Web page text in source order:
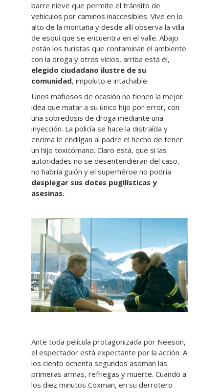
barre nieve que permite el tránsito de
vehículos por caminos inaccesibles. Vive en lo
alto de la montaña y desde allí observa la villa
de esquí que se encuentra en el valle. Abajo
están los turistas que contaminan el ambiente
con la droga y otros vicios, arriba está él,
elegido ciudadano ilustre de su
comunidad, impoluto e intachable.
Unos mafiosos de ocasión no tienen la mejor
idea que matar a su único hijo por error, con
una sobredosis de droga mediante una
inyección. La policía se hace la distraída y
encima le endilgan al padre el hecho de tener
un hijo toxicómano. Claro está, que si las
autoridades no se desentendieran del caso,
no habría guión y el superhéroe no podría
desplegar sus dotes pugilísticas y
asesinas.
Ante toda película protagonizada por Neeson,
el espectador está expectante por la acción. A
los ciento ochenta segundos asoman las
primeras armas, refriegas y muerte. Cuando a
los diez minutos Coxman, en su derrotero